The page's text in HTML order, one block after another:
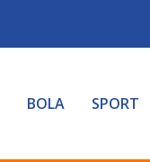
BOLA SPORT